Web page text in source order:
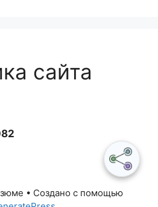
сайта
• Создано с помощью